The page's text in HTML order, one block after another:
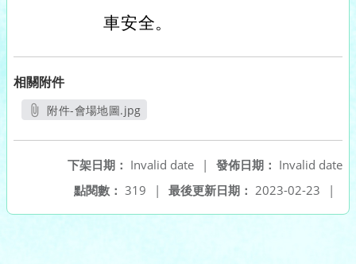
車安全。
相關附件
附件-會場地圖.jpg
發佈日期： Invalid date
下架日期： Invalid date
|
最後更新日期： 2023-02-23 |
點閱數： 319 |